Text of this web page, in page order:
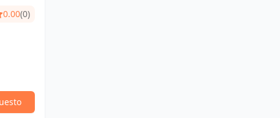
0.00(0)